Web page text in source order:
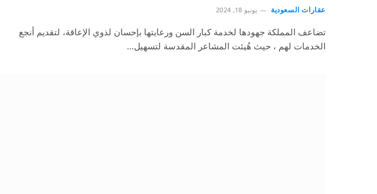
عقارات السعودية يونيو 18, 2024
تضاعف المملكة جهودها لخدمة كبار السن ورعايتها بإحسان لذوي الإعاقة، لتقديم أنجع
الخدمات لهم ، حيث هُيئت المشاعر المقدسة لتسهيل…